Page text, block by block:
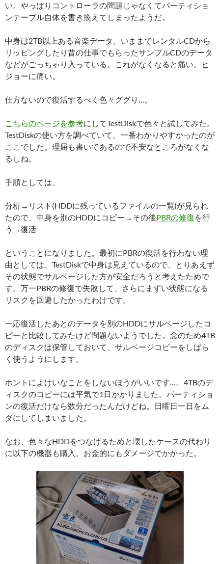
い。やっぱりコントローラの問題じゃなくてパーティショ
ンテーブル自体を書き換えてしまったようだ。
中身は2TB以上ある音楽データ。いままでレンタルCDから
リッピングしたり昔の仕事でもらったサンプルCDのデータ
などがごっちゃり入っている。これがなくなると痛い。ヒ
ジョーに痛い。
仕方ないので復活するべく色々ググり…。
こちらのページを参考にしてTestDiskで色々と試してみた。
TestDiskの使い方を調べていて、一番わかりやすかったのが
ここでした。理屈も書いてあるので不安なところがなくな
るしね。
手順としては、
分析→リスト(HDDに残っているファイルの一覧)が見られ
たので、中身を別のHDDにコピー→その後PBRの修復を行
う→復活
ということになりました。最初にPBRの復活を行わない理
由としては、TestDiskで中身は見えているので、とりあえず
その状態でサルベージした方が安全だろうと考えたためで
す。万一PBRの修復で失敗して、さらにまずい状態になる
リスクを回避したかったわけです。
一応復活したあとのデータを別のHDDにサルベージしたコ
ピーと比較してみたけど問題ないようでした。念のため4TB
のディスクは保管しておいて、サルベージコピーをしばら
く使うようにします。
ホントによけいなことをしないほうがいいです…。4TBのデ
ィスクのコピーには平気で1日かかりました。パーティショ
ンの復活だけなら数分だったんだけどね。日曜日一日をム
ダにしてしまいました。
なお、色々なHDDをつなげるためと壊したケースの代わり
に以下の機器も購入。お金的にもダメージでかかった。